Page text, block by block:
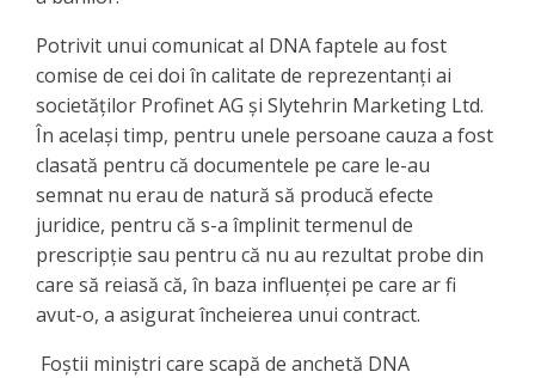
Potrivit unui comunicat al DNA faptele au fost
comise de cei doi în calitate de reprezentanţi ai
societăţilor Profinet AG şi Slytehrin Marketing Ltd.
În acelaşi timp, pentru unele persoane cauza a fost
clasată pentru că documentele pe care le-au
semnat nu erau de natură să producă efecte
juridice, pentru că s-a împlinit termenul de
prescripţie sau pentru că nu au rezultat probe din
care să reiasă că, în baza influenţei pe care ar fi
avut-o, a asigurat încheierea unui contract.
Foştii miniştri care scapă de anchetă DNA